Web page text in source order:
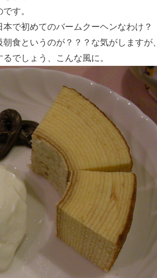
す。
で初めてのバームクーヘンなわけ？
食というのが？？？な気がしますが、
でしょう、こんな風に。